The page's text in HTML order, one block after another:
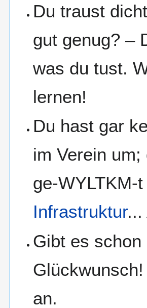
Du traust
gut genug? –
was du tust.
lernen!
Du hast gar
im Verein
ge-
Infrastruktur...
Gibt es
an.